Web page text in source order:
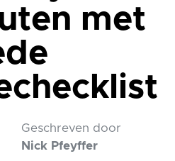
met
Geschreven door
Nick Pfeyffer